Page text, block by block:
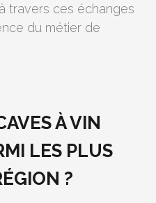
travers ces échanges
du métier de
À VIN
LES PLUS
?